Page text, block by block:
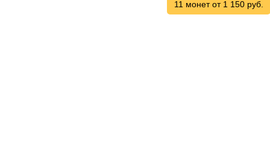
11 монет от 1 150 руб.